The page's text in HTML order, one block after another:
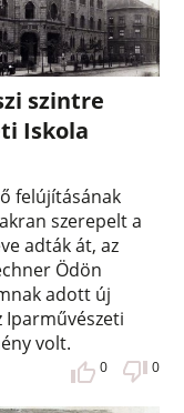
szintre
Iskola
felújításának
szerepelt a
adták át, az
Ödön
adott új
volt.
0 0